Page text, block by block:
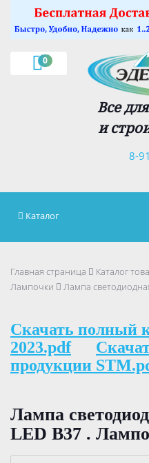
0
Все
и
8-
Каталог
Главная страница Каталог
Лампочки
Лампа
Скачать полный
2023.pdf
продукции
Лампа
LED В37 .